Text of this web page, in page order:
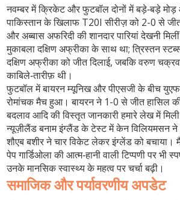
नवम्बर में क्रिकेट और फुटबॉल दोनों में बड़े‑बड़े
पाकिस्तान के खिलाफ T20I सीरीज़ को 2-0 से
और अब्बास अफरिदी की शानदार पारियां देखनी
मुकाबला दक्षिण अफ्रीका के साथ था; त्रिस्तन
दक्षिण अफ्रीका को जीत दिलाई, जबकि वरुण
काबिले‑तारीफ़ थी।
फुटबॉल में बायरन म्यूनिख और पीएसजी के बीच
रोमांचक मैच हुआ। बायरन ने 1-0 से जीत हासिल
बदलाव आदि की विस्तृत जानकारी हमारे लेख में
न्यूज़ीलैंड बनाम इंग्लैंड के टेस्ट में केन विलियमसन ने
शौएब बशीर ने चार विकेट लेकर इंग्लेंड को
पेप गार्डिओला की आत्म‑हानी वाली टिप्पणी पर भी
उनके मानसिक स्वास्थ्य के महत्व पर चर्चा बढ़ी।
समाजिक और पर्यावरणीय अपडेट